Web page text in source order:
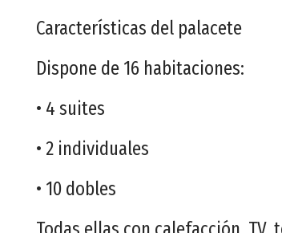
Características del palacete
Dispone de 16 habitaciones:
• 4 suites
• 2 individuales
• 10 dobles